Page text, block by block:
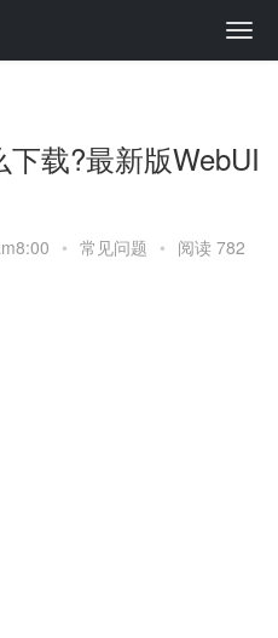
载?最新版WebUI
• 常见问题 • 阅读 782